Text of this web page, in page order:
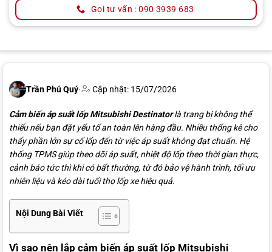
Gọi tư vấn : 090 3939 683
Trần Phú Quý· Cập nhật: 15/07/2026
Cảm biến áp suất lốp Mitsubishi Destinatorlà trang bị không thể
thiếu nếu bạn đặt yếu tố an toàn lên hàng đầu. Nhiều thống kê cho
thấy phần lớn sự cố lốp đến từ việc áp suất không đạt chuẩn. Hệ
thống TPMS giúp theo dõi áp suất, nhiệt độ lốp theo thời gian thực,
cảnh báo tức thì khi có bất thường, từ đó bảo vệ hành trình, tối ưu
nhiên liệu và kéo dài tuổi thọ lốp xe hiệu quả.
Nội Dung Bài Viết
Vì sao nên lắp cảm biến áp suất lốp Mitsubishi